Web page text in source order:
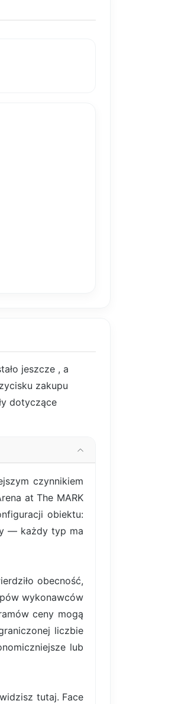
jeszcze , a
zakupu
dotyczące
czynnikiem
at The MARK
obiektu:
— każdy typ ma
obecność,
wykonawców
ceny mogą
liczbie
lub
tutaj. Face